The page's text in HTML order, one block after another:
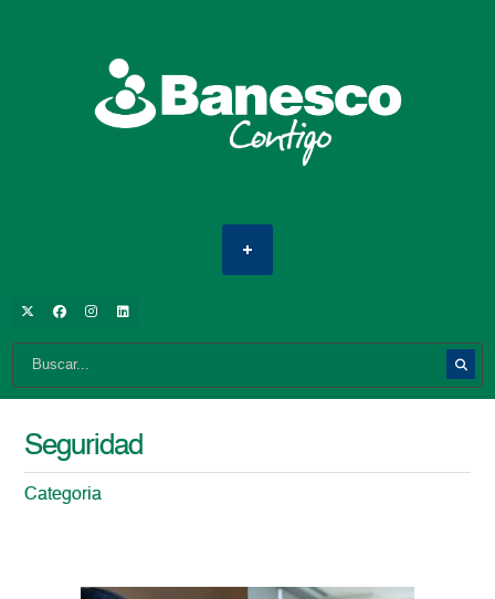
Seguridad
Categoria